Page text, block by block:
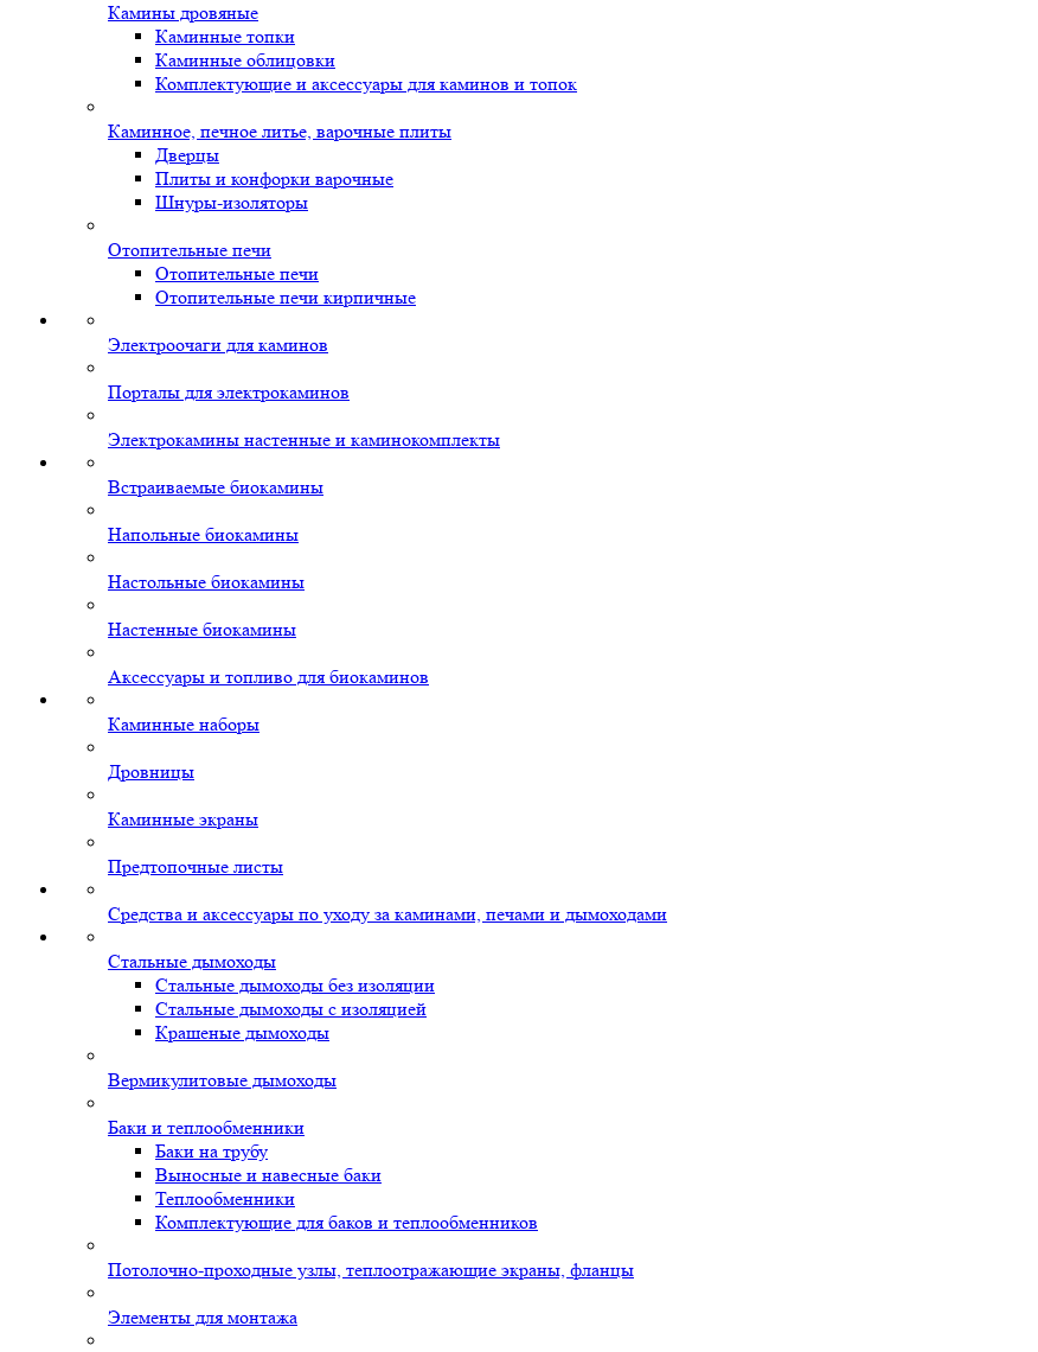
Камины дровяные
Каминные топки
Каминные облицовки
Комплектующие и аксессуары для каминов и топок
Каминное, печное литье, варочные плиты
Дверцы
Плиты и конфорки варочные
Шнуры-изоляторы
Отопительные печи
Отопительные печи
Отопительные печи кирпичные
Электроочаги для каминов
Порталы для электрокаминов
Электрокамины настенные и каминокомплекты
Встраиваемые биокамины
Напольные биокамины
Настольные биокамины
Настенные биокамины
Аксессуары и топливо для биокаминов
Каминные наборы
Дровницы
Каминные экраны
Предтопочные листы
Средства и аксессуары по уходу за каминами, печами и дымоходами
Стальные дымоходы
Стальные дымоходы без изоляции
Стальные дымоходы с изоляцией
Крашеные дымоходы
Вермикулитовые дымоходы
Баки и теплообменники
Баки на трубу
Выносные и навесные баки
Теплообменники
Комплектующие для баков и теплообменников
Потолочно-проходные узлы, теплоотражающие экраны, фланцы
Элементы для монтажа